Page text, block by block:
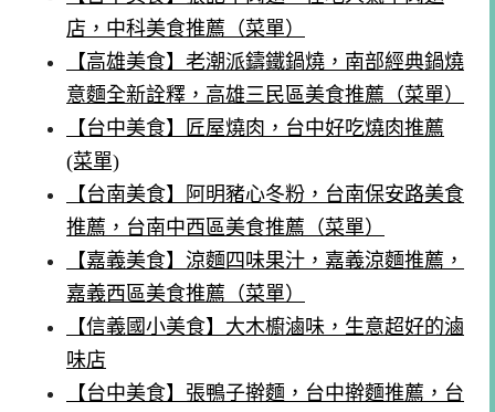
店，中科美食推薦（菜單）
【高雄美食】老潮派鑄鐵鍋燒，南部經典鍋燒
意麵全新詮釋，高雄三民區美食推薦（菜單）
【台中美食】匠屋燒肉，台中好吃燒肉推薦
(菜單)
【台南美食】阿明豬心冬粉，台南保安路美食
推薦，台南中西區美食推薦（菜單）
【嘉義美食】涼麵四味果汁，嘉義涼麵推薦，
嘉義西區美食推薦（菜單）
【信義國小美食】大木櫥滷味，生意超好的滷
味店
【台中美食】張鴨子擀麵，台中擀麵推薦，台